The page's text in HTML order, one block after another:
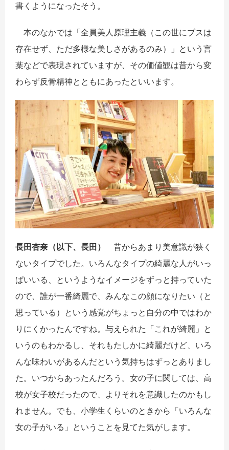
書くようになったそう。
本のなかでは「全員美人原理主義（この世にブスは
存在せず、ただ多様な美しさがあるのみ）」という言
葉などで表現されていますが、その価値観は昔から変
わらず反骨精神とともにあったといいます。
長田杏奈（以下、長田）
昔からあまり美意識が狭く
ないタイプでした。いろんなタイプの綺麗な人がいっ
ぱいいる、というようなイメージをずっと持っていた
ので、誰が一番綺麗で、みんなこの顔になりたい（と
思っている）という感覚がちょっと自分の中ではわか
りにくかったんですね。与えられた「これが綺麗」と
いうのもわかるし、それもたしかに綺麗だけど、いろ
んな味わいがあるんだという気持ちはずっとありまし
た。いつからあったんだろう。女の子に関しては、高
校が女子校だったので、よりそれを意識したのかもし
れません。でも、小学生くらいのときから「いろんな
女の子がいる」ということを見てた気がします。